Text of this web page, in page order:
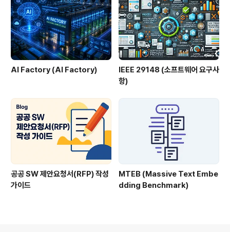
AI Factory (AI Factory)
IEEE 29148 (소프트웨어 요구사
항)
공공 SW 제안요청서(RFP) 작성
가이드
MTEB (Massive Text Embe
dding Benchmark)